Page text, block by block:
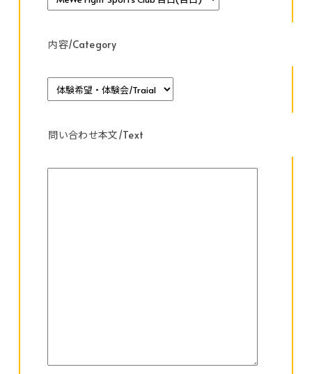
内容/Category
問い合わせ本文/Text